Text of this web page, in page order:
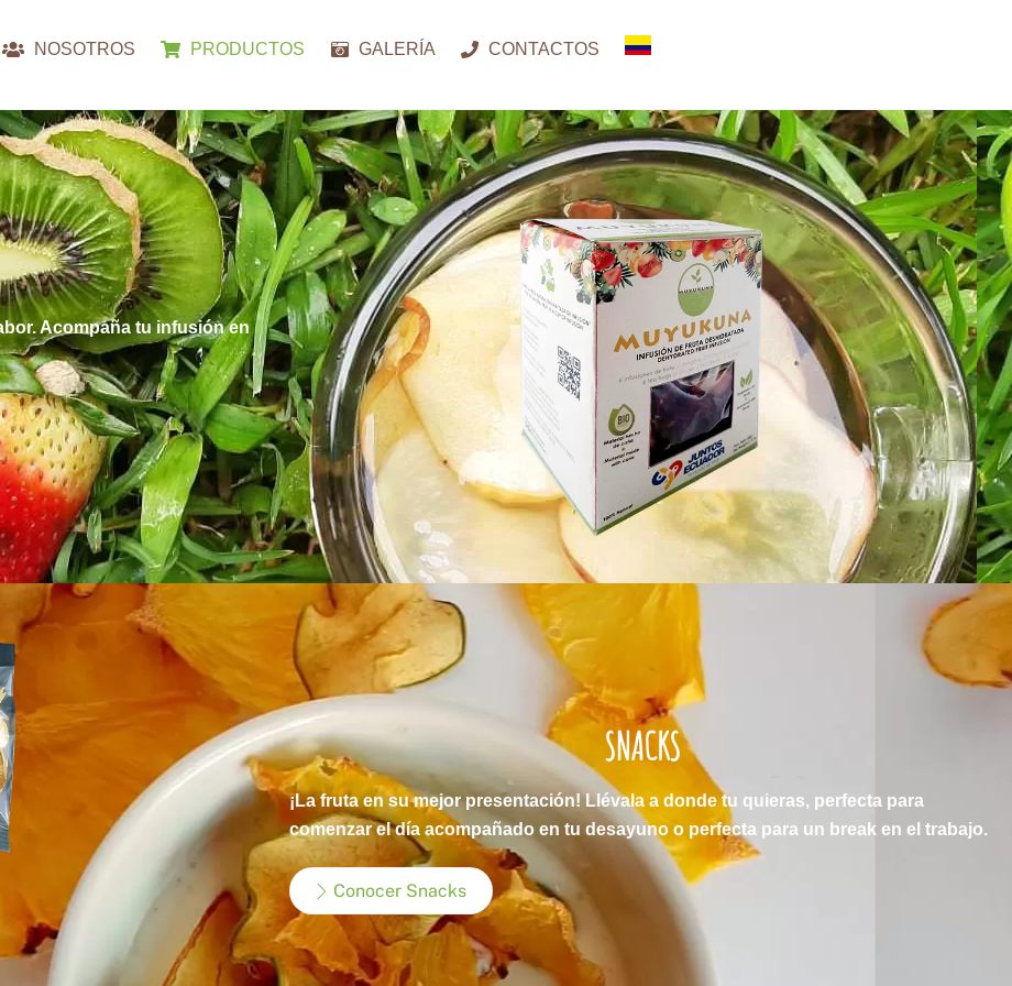
NOSOTROS PRODUCTOS GALERÍA CONTACTOS
Acompaña tu infusión en
SNACKS
¡La fruta en su mejor presentación! Llévala a donde tu quieras, perfecta para
comenzar el día acompañado en tu desayuno o perfecta para un break en el trabajo.
Conocer Snacks